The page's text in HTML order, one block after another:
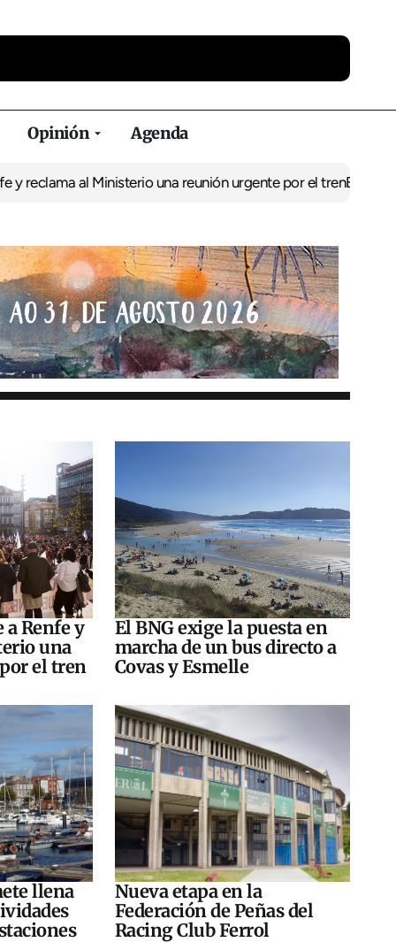
Opinión Agenda
al Ministerio una reunión urgente por el trenEl BNG exige la
Renfe y
una
el tren
El BNG exige la puesta en
marcha de un bus directo a
Covas y Esmelle
llena
Nueva etapa en la
Federación de Peñas del
Racing Club Ferrol